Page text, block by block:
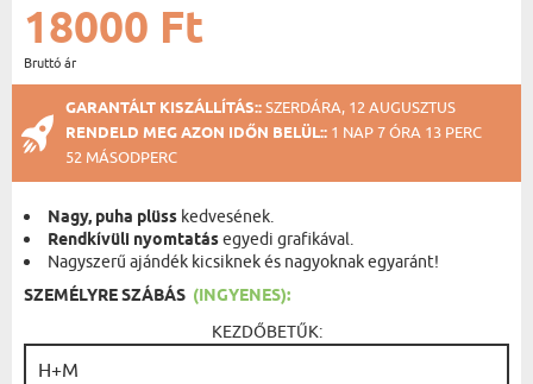
18000 Ft
Bruttó ár
GARANTÁLT KISZÁLLÍTÁS::SZERDÁRA, 12 AUGUSZTUS
RENDELD MEG AZON IDŐN BELÜL:: 1 NAP 7 ÓRA 13 PERC
52 MÁSODPERC
Nagy, puha plüss kedvesének.
Rendkívüli nyomtatásegyedi grafikával.
Nagyszerű ajándék kicsiknek és nagyoknak egyaránt!
SZEMÉLYRE SZÁBÁS (INGYENES):
KEZDŐBETŰK: